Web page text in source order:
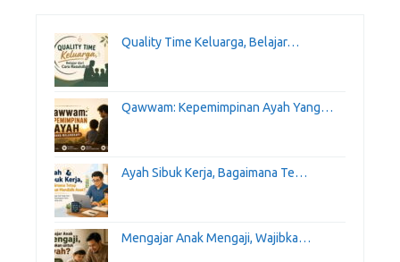
Quality Time Keluarga, Belajar…
Qawwam: Kepemimpinan Ayah Yang…
Ayah Sibuk Kerja, Bagaimana Te…
Mengajar Anak Mengaji, Wajibka…